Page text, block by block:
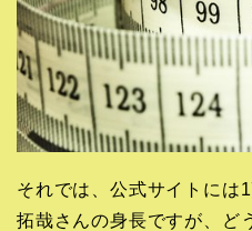
それでは、公式サイトには
拓哉さんの身長ですが、ど